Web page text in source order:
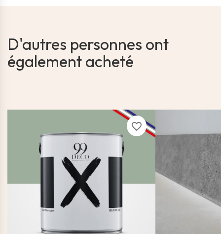
D'autres personnes ont
également acheté
favorite_border